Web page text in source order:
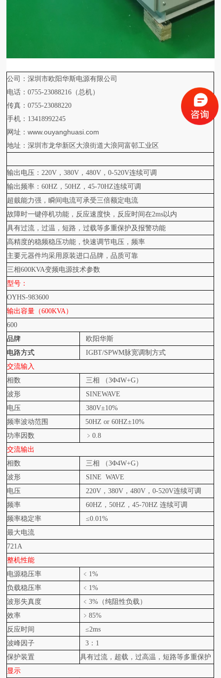
公司：深圳市欧阳华斯电源有限公司
电话：0755-23088216（总机）
传真：0755-23088220
手机：13418992245
网址：www.ouyanghuasi.com
地址：深圳市龙华新区大浪街道大浪同富邨工业区
输出电压：220V，380V，480V，0-520V连续可调
输出频率：60HZ，50HZ，45-70HZ连续可调
超臷能力强，瞬间电流可承受三倍额定电流
故障时一键停机功能，反应速度快，反应时间在2ms以内
具有过流，过温，短路，过载等多重保护及报警功能
高精度的稳频稳压功能，快速调节电压，频率
主要元器件均采用原装进口品牌，品质可靠
三相600KVA变频电源技术参数
型号：
OYHS-983600
输出容量（600KVA）
600
品牌
欧阳华斯
电路方式
IGBT/SPWM脉宽调制方式
交流输入
相数
三相 （3Φ4W+G）
波形
SINEWAVE
电压
380V±10%
频率波动范围
50HZ or 60HZ±10%
功率因数
﹥0.8
交流输出
相数
三相 （3Φ4W+G）
波形
SINE WAVE
电压
220V ，380V，480V，0-520V连续可调
频率
60HZ ，50HZ，45-70HZ 连续可调
频率稳定率
≤0.01%
最大电流
721A
整机性能
电源稳压率
﹤1%
负载稳压率
﹤1%
波形失真度
﹤3%（纯阻性负载）
效率
﹥85%
反应时间
≤2ms
波峰因子
3 ：1
保护装置
具有过流，超载，过高温，短路等多重保护
显示